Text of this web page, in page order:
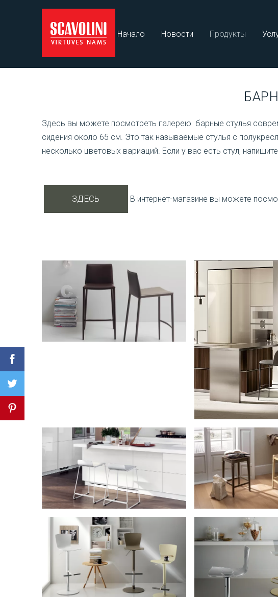
Начало Новости Продукты
Здесь вы можете посмотреть галерею барные стулья
сидения около 65 см. Это так называемые стулья с
несколько цветовых вариаций. Если у вас есть стул,
ЗДЕСЬ В интернет-магазине вы можете